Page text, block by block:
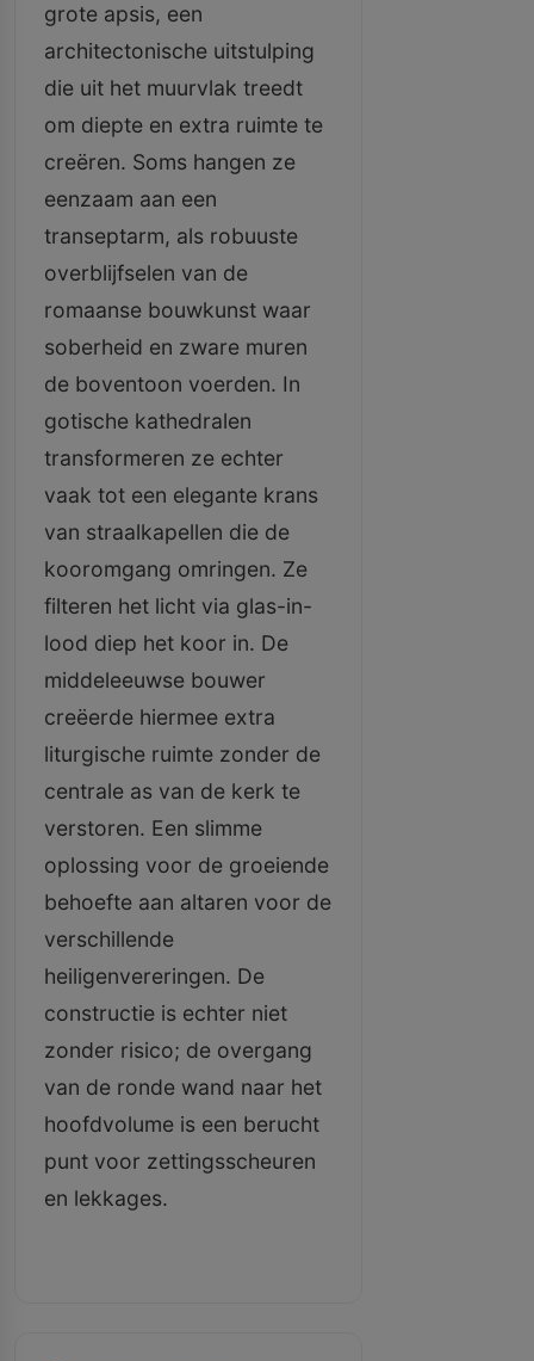
grote apsis, een
architectonische uitstulping
die uit het muurvlak treedt
om diepte en extra ruimte te
creëren. Soms hangen ze
eenzaam aan een
transeptarm, als robuuste
overblijfselen van de
romaanse bouwkunst waar
soberheid en zware muren
de boventoon voerden. In
gotische kathedralen
transformeren ze echter
vaak tot een elegante krans
van straalkapellen die de
kooromgang omringen. Ze
filteren het licht via glas-in-
lood diep het koor in. De
middeleeuwse bouwer
creëerde hiermee extra
liturgische ruimte zonder de
centrale as van de kerk te
verstoren. Een slimme
oplossing voor de groeiende
behoefte aan altaren voor de
verschillende
heiligenvereringen. De
constructie is echter niet
zonder risico; de overgang
van de ronde wand naar het
hoofdvolume is een berucht
punt voor zettingsscheuren
en lekkages.